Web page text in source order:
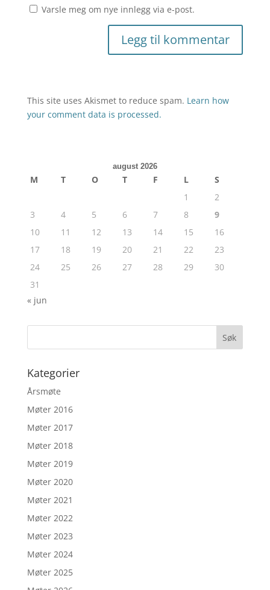
Varsle meg om nye innlegg via e-post.
This site uses Akismet to reduce spam. Learn how
your comment data is processed.
august 2026
M T O T F L
S
1
2
3
4 5 6 7 8
9
10
11 12 13 14 15
16
17
18 19 20 21 22
23
24
25 26 27 28 29
30
31
« jun
Kategorier
Årsmøte
Møter 2016
Møter 2017
Møter 2018
Møter 2019
Møter 2020
Møter 2021
Møter 2022
Møter 2023
Møter 2024
Møter 2025